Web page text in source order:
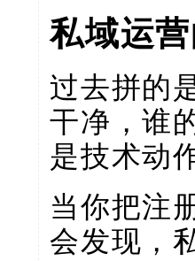
私域运
过去拼的
干净，谁
是技术动
当你把注
会发现，